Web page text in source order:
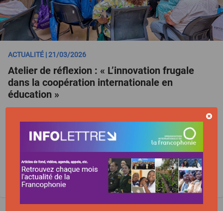
ACTUALITÉ | 21/03/2026
Atelier de réflexion : « L’innovation frugale
dans la coopération internationale en
éducation »
20 MARS 2026 EDUCATION ET FORMATION SÉNÉGAL